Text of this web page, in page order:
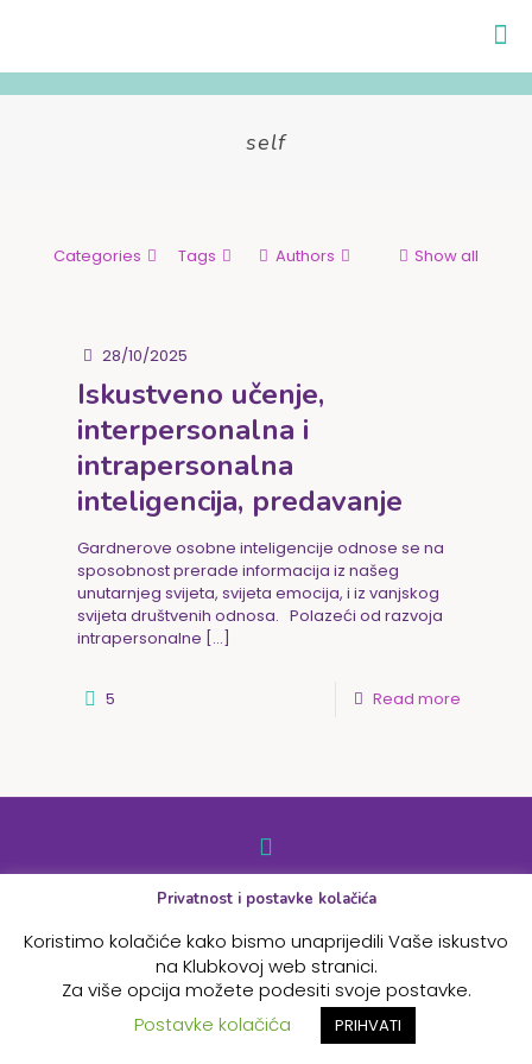
self
Categories Tags Authors Show all
28/10/2025
Iskustveno učenje,
interpersonalna i
intrapersonalna
inteligencija, predavanje
Gardnerove osobne inteligencije odnose se na
sposobnost prerade informacija iz našeg
unutarnjeg svijeta, svijeta emocija, i iz vanjskog
svijeta društvenih odnosa. Polazeći od razvoja
intrapersonalne […]
5 Read more
© 2026 Betheme byMuffin group| All Rights Reserved |
Privatnost i postavke kolačića
Koristimo kolačiće kako bismo unaprijedili Vaše iskustvo
na Klubkovoj web stranici.
Za više opcija možete podesiti svoje postavke.
Postavke kolačića
PRIHVATI